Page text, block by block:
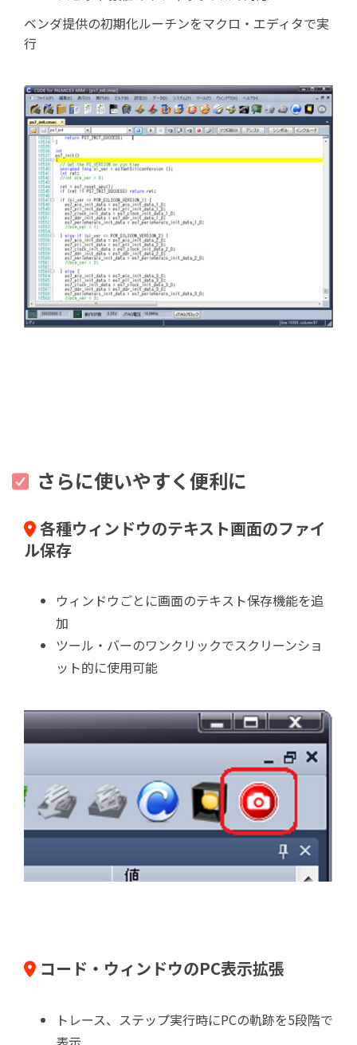
ベンダ提供の初期化ルーチンをマクロ・エディタで実
行
さらに使いやすく便利に
各種ウィンドウのテキスト画面のファイ
ル保存
ウィンドウごとに画面のテキスト保存機能を追
加
ツール・バーのワンクリックでスクリーンショ
ット的に使用可能
コード・ウィンドウのPC表示拡張
トレース、ステップ実行時にPCの軌跡を5段階で